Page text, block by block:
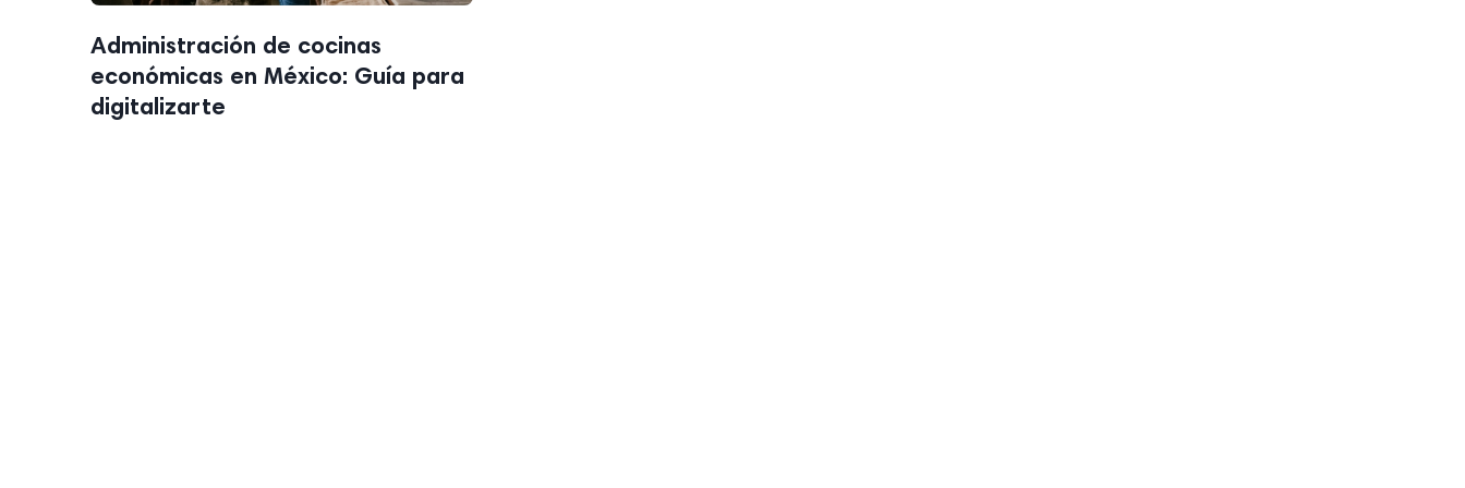
Administración de cocinas
económicas en México: Guía para
digitalizarte